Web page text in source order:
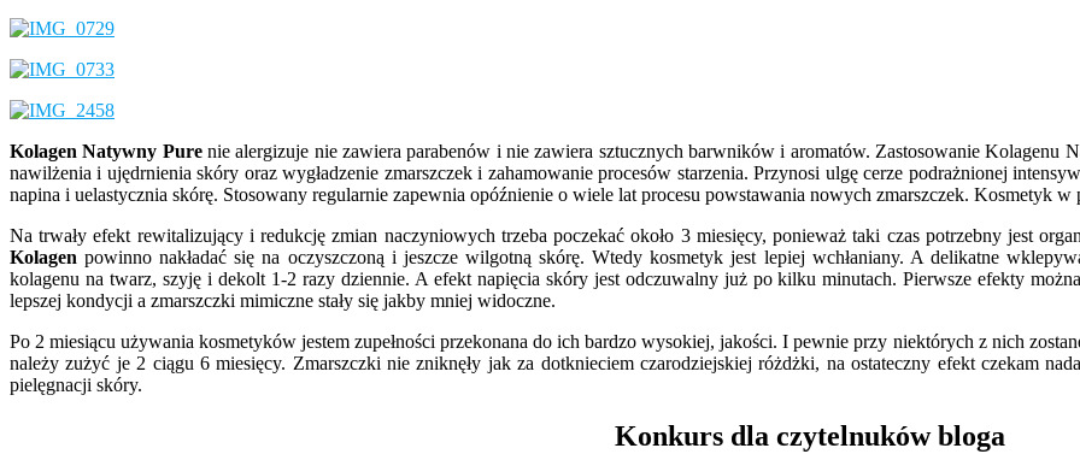
Kolagen Natywny Purenie alergizuje nie zawiera parabenów i nie zawiera sztucznych barwników i aromatów. Zastosowanie Kolagenu
nawilżenia i ujędrnienia skóry oraz wygładzenie zmarszczek i zahamowanie procesów starzenia. Przynosi ulgę cerze podrażnionej
napina i uelastycznia skórę. Stosowany regularnie zapewnia opóźnienie o wiele lat procesu powstawania nowych zmarszczek. Kosmetyk
Na trwały efekt rewitalizujący i redukcję zmian naczyniowych trzeba poczekać około 3 miesięcy, ponieważ taki czas potrzebny jest
Kolagen powinno nakładać się na oczyszczoną i jeszcze wilgotną skórę. Wtedy kosmetyk jest lepiej wchłaniany. A delikatne
kolagenu na twarz, szyję i dekolt 1-2 razy dziennie. A efekt napięcia skóry jest odczuwalny już po kilku minutach. Pierwsze efekty
lepszej kondycji a zmarszczki mimiczne stały się jakby mniej widoczne.
Po 2 miesiącu używania kosmetyków jestem zupełności przekonana do ich bardzo wysokiej, jakości. I pewnie przy niektórych z nich
należy zużyć je 2 ciągu 6 miesięcy. Zmarszczki nie zniknęły jak za dotknieciem czarodziejskiej różdżki, na ostateczny efekt czekam
pielęgnacji skóry.
Konkurs dla czytelnuków bloga